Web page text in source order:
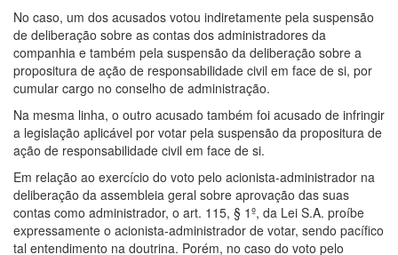
No caso, um dos acusados votou indiretamente pela suspensão
de deliberação sobre as contas dos administradores da
companhia e também pela suspensão da deliberação sobre a
propositura de ação de responsabilidade civil em face de si, por
cumular cargo no conselho de administração.
Na mesma linha, o outro acusado também foi acusado de infringir
a legislação aplicável por votar pela suspensão da propositura de
ação de responsabilidade civil em face de si.
Em relação ao exercício do voto pelo acionista-administrador na
deliberação da assembleia geral sobre aprovação das suas
contas como administrador, o art. 115, § 1º, da Lei S.A. proíbe
expressamente o acionista-administrador de votar, sendo pacífico
tal entendimento na doutrina. Porém, no caso do voto pelo